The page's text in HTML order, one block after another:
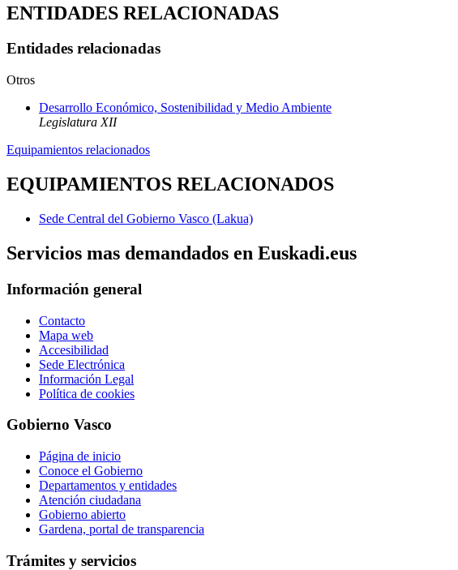
ENTIDADES RELACIONADAS
Entidades relacionadas
Otros
Desarrollo Económico, Sostenibilidad y Medio Ambiente
Legislatura XII
Equipamientos relacionados
EQUIPAMIENTOS RELACIONADOS
Sede Central del Gobierno Vasco (Lakua)
Servicios mas demandados en Euskadi.eus
Información general
Contacto
Mapa web
Accesibilidad
Sede Electrónica
Información Legal
Política de cookies
Gobierno Vasco
Página de inicio
Conoce el Gobierno
Departamentos y entidades
Atención ciudadana
Gobierno abierto
Gardena, portal de transparencia
Trámites y servicios